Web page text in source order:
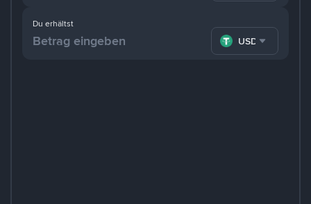
Du erhältst
USDT